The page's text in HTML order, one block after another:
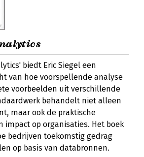
biedt Eric Siegel een
van hoe voorspellende analyse
voorbeelden uit verschillende
behandelt niet alleen
maar ook de praktische
impact op organisaties. Het boek
bedrijven toekomstig gedrag
op basis van databronnen.